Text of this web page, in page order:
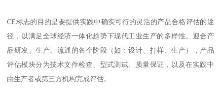
CE标志的目的是要提供实践中确实可行的灵活的产品合格评估的途
径，以满足全球经济一体化趋势下现代工业生产的多样性。迎合产
品研发、生产、流通的各个阶段（如：设计、打样、生产），产品
评估模块分为技术文件检查、型式测试、质量保证，以及在实践中
由生产者或第三方机构完成评估。